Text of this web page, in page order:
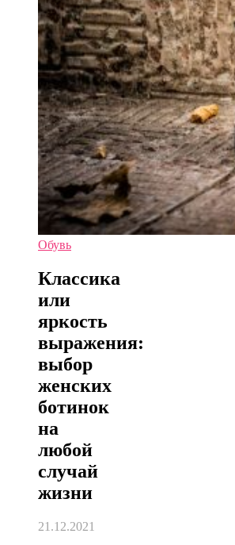
Обувь
Классика
или
яркость
выражения:
выбор
женских
ботинок
на
любой
случай
жизни
21.12.2021